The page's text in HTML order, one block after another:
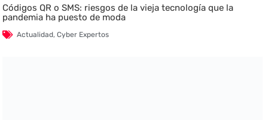
Códigos QR o SMS: riesgos de la vieja tecnología que la
pandemia ha puesto de moda
Actualidad,Cyber Expertos